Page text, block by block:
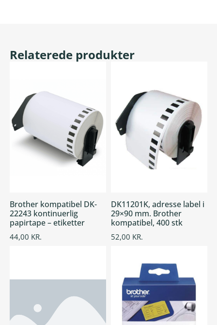
Relaterede produkter
Brother kompatibel DK-
22243 kontinuerlig
papirtape – etiketter
44,00 KR.
DK11201K, adresse label i
29×90 mm. Brother
kompatibel, 400 stk
52,00 KR.